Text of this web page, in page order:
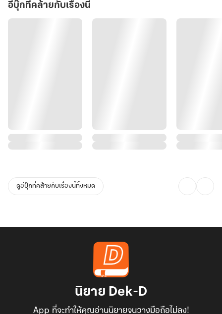
อีบุ๊กที่คล้ายกับเรื่องนี้
ดูอีบุ๊กที่คล้ายกับเรื่องนี้ทั้งหมด
นิยาย Dek-D
App ที่จะทำให้คุณอ่านนิยายจนวางมือถือไม่ลง!